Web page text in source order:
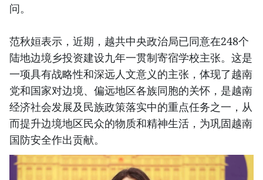
问。
范秋姮表示，近期，越共中央政治局已同意在248个
陆地边境乡投资建设九年一贯制寄宿学校主张。这是
一项具有战略性和深远人文意义的主张，体现了越南
党和国家对边境、偏远地区各族同胞的关怀，是越南
经济社会发展及民族政策落实中的重点任务之一，从
而提升边境地区民众的物质和精神生活，为巩固越南
国防安全作出贡献。